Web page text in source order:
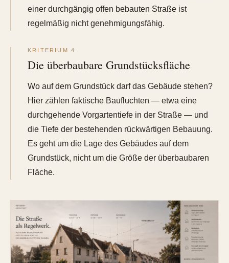
einer durchgängig offen bebauten Straße ist
regelmäßig nicht genehmigungsfähig.
KRITERIUM 4
Die überbaubare Grundstücksfläche
Wo auf dem Grundstück darf das Gebäude stehen?
Hier zählen faktische Baufluchten — etwa eine
durchgehende Vorgartentiefe in der Straße — und
die Tiefe der bestehenden rückwärtigen Bebauung.
Es geht um die Lage des Gebäudes auf dem
Grundstück, nicht um die Größe der überbaubaren
Fläche.